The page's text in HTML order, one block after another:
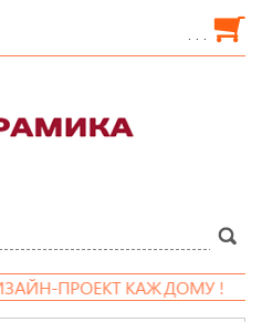
. . .
ПРОЕКТ КАЖДОМУ !